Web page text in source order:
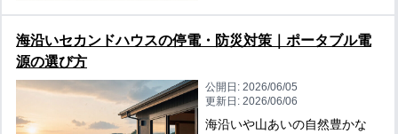
海沿いセカンドハウスの停電・防災対策｜ポータブル電
源の選び方
公開日: 2026/06/05
更新日: 2026/06/06
海沿いや山あいの自然豊かな